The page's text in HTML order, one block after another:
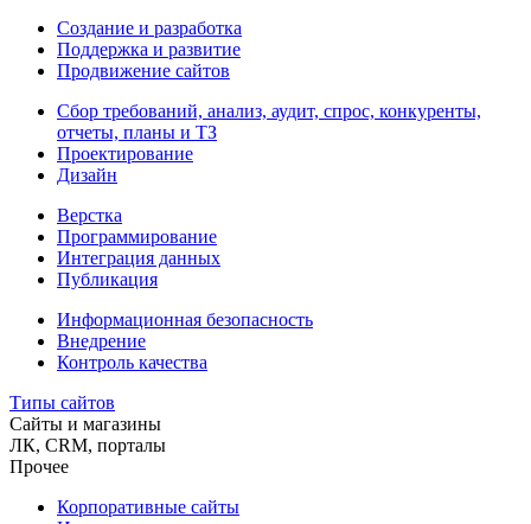
Создание и разработка
Поддержка и развитие
Продвижение сайтов
Сбор требований, анализ, аудит, спрос, конкуренты,
отчеты, планы и ТЗ
Проектирование
Дизайн
Верстка
Программирование
Интеграция данных
Публикация
Информационная безопасность
Внедрение
Контроль качества
Типы сайтов
Сайты и магазины
ЛК, CRM, порталы
Прочее
Корпоративные сайты